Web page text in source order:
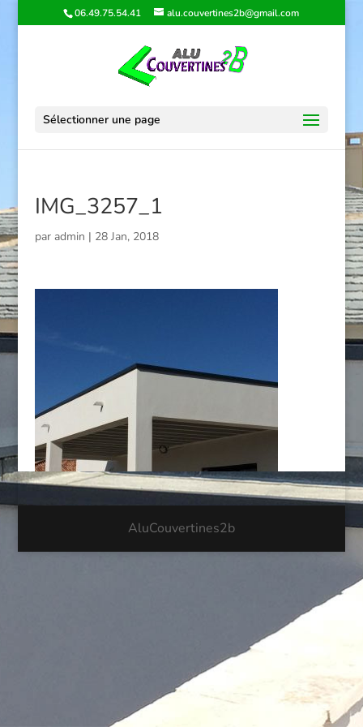
06.49.75.54.41 alu.couvertines2b@gmail.com
Sélectionner une page
IMG_3257_1
par admin | 28 Jan, 2018
AluCouvertines2b